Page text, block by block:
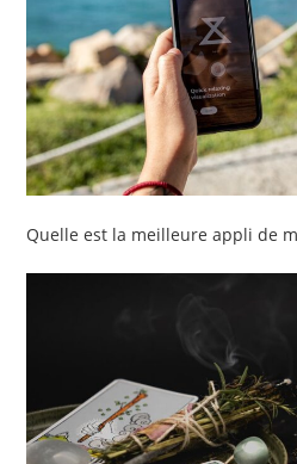
Quelle est la meilleure appli de